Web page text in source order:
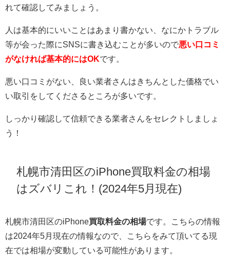
れて確認してみましょう。
人は基本的にいいことはあまり書かない、なにかトラブル
等が会った際にSNSに書き込むことが多いので悪い口コミ
がなければ基本的にはOKです。
悪い口コミがない、良い業者さんはきちんとした価格でい
い取引をしてくださるところが多いです。
しっかり確認して信頼できる業者さんをセレクトしましょ
う！
札幌市清田区のiPhone買取料金の相場
はズバリこれ！(2024年5月現在)
札幌市清田区のiPhone買取料金の相場です。こちらの情報
は2024年5月現在の情報なので、こちらをみて頂いてる現
在では相場が変動している可能性があります。